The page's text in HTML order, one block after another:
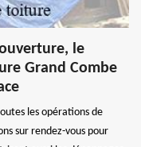
le
Grand Combe
les opérations de
sur rendez-vous pour